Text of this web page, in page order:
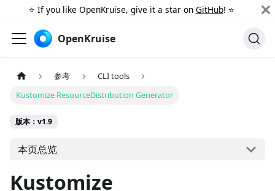
⭐️ If you like OpenKruise, give it a star on GitHub! ⭐️
OpenKruise
参考
CLI tools
Kustomize ResourceDistribution Generator
版本：v1.9
本页总览
Kustomize